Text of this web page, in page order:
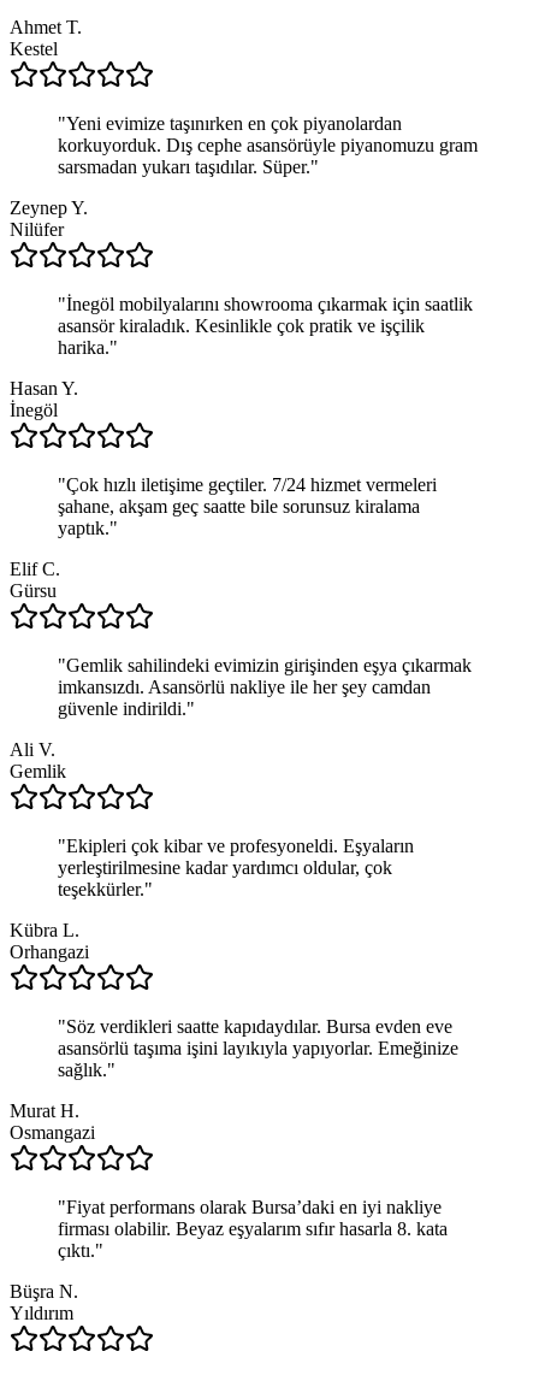
Ahmet T.
Kestel
"Yeni evimize taşınırken en çok piyanolardan
korkuyorduk. Dış cephe asansörüyle piyanomuzu gram
sarsmadan yukarı taşıdılar. Süper."
Zeynep Y.
Nilüfer
"İnegöl mobilyalarını showrooma çıkarmak için saatlik
asansör kiraladık. Kesinlikle çok pratik ve işçilik
harika."
Hasan Y.
İnegöl
"Çok hızlı iletişime geçtiler. 7/24 hizmet vermeleri
şahane, akşam geç saatte bile sorunsuz kiralama
yaptık."
Elif C.
Gürsu
"Gemlik sahilindeki evimizin girişinden eşya çıkarmak
imkansızdı. Asansörlü nakliye ile her şey camdan
güvenle indirildi."
Ali V.
Gemlik
"Ekipleri çok kibar ve profesyoneldi. Eşyaların
yerleştirilmesine kadar yardımcı oldular, çok
teşekkürler."
Kübra L.
Orhangazi
"Söz verdikleri saatte kapıdaydılar. Bursa evden eve
asansörlü taşıma işini layıkıyla yapıyorlar. Emeğinize
sağlık."
Murat H.
Osmangazi
"Fiyat performans olarak Bursa’daki en iyi nakliye
firması olabilir. Beyaz eşyalarım sıfır hasarla 8. kata
çıktı."
Büşra N.
Yıldırım